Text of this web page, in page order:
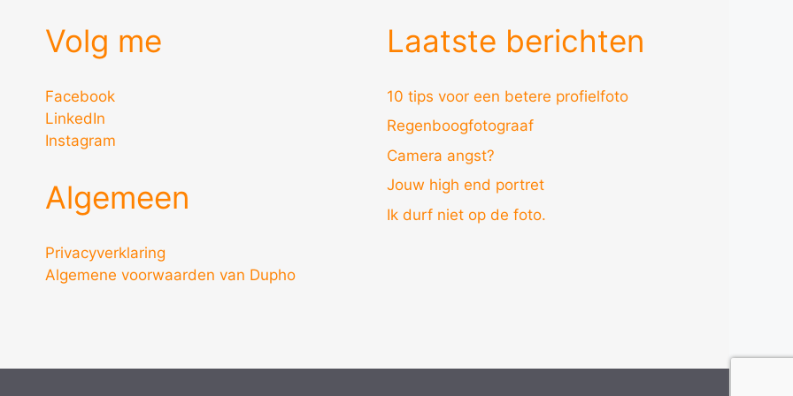
Volg me
Facebook
LinkedIn
Instagram
Algemeen
Privacyverklaring
Algemene voorwaarden van Dupho
Laatste berichten
10 tips voor een betere profielfoto
Regenboogfotograaf
Camera angst?
Jouw high end portret
Ik durf niet op de foto.